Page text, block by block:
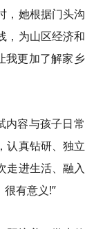
，她根据门头
，为山区经济
更加了解家乡
内容与孩子日
认真钻研、独
走进生活、融
有意义!”